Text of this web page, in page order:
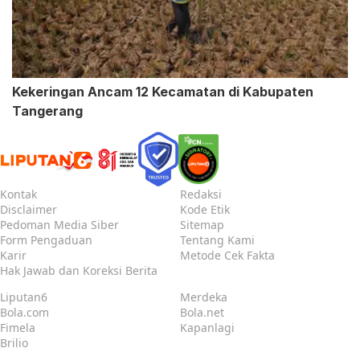
Kekeringan Ancam 12 Kecamatan di Kabupaten
Tangerang
Kontak
Redaksi
Disclaimer
Kode Etik
Pedoman Media Siber
Sitemap
Form Pengaduan
Tentang Kami
Karir
Metode Cek Fakta
Hak Jawab dan Koreksi Berita
Liputan6
Merdeka
Bola.com
Bola.net
Fimela
Kapanlagi
Brilio